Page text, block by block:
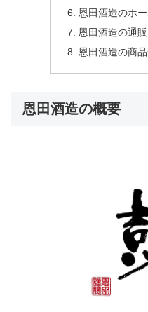
恩田酒造のホ
恩田酒造の通
恩田酒造の商
恩田酒造の概要